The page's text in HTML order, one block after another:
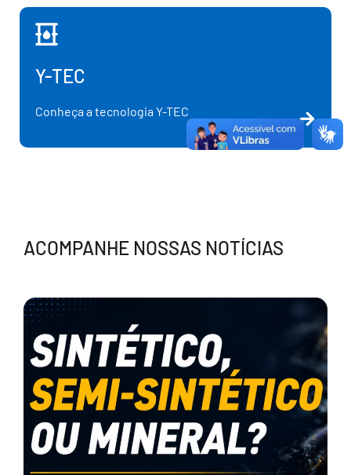
Y-TEC
Conheça a tecnologia Y-TEC
ACOMPANHE NOSSAS NOTÍCIAS